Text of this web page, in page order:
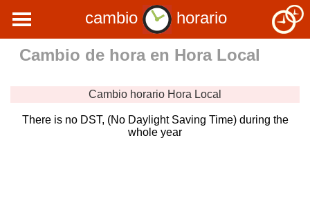
cambio
horario
Cambio de hora en Hora Local
Cambio horario Hora Local
There is no DST, (No Daylight Saving Time) during the
whole year